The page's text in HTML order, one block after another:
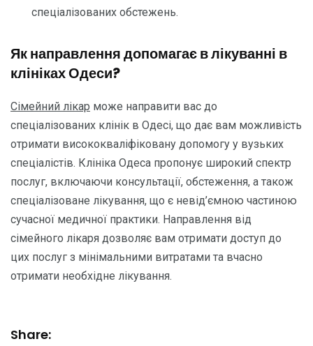
спеціалізованих обстежень.
Як направлення допомагає в лікуванні в
клініках Одеси?
Сімейний лікар може направити вас до
спеціалізованих клінік в Одесі, що дає вам можливість
отримати висококваліфіковану допомогу у вузьких
спеціалістів. Клініка Одеса пропонує широкий спектр
послуг, включаючи консультації, обстеження, а також
спеціалізоване лікування, що є невід’ємною частиною
сучасної медичної практики. Направлення від
сімейного лікаря дозволяє вам отримати доступ до
цих послуг з мінімальними витратами та вчасно
отримати необхідне лікування.
Share: